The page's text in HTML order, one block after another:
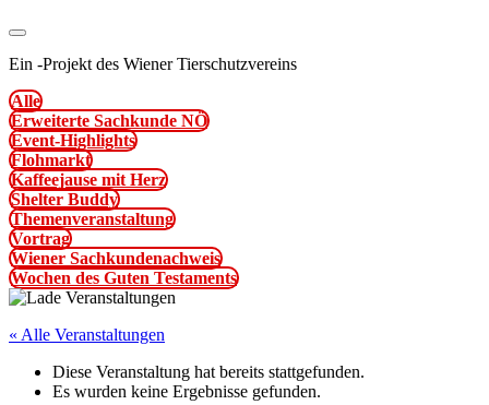
Ein -Projekt des Wiener Tierschutzvereins
Alle
Erweiterte Sachkunde NÖ
Event-Highlights
Flohmarkt
Kaffeejause mit Herz
Shelter Buddy
Themenveranstaltung
Vortrag
Wiener Sachkundenachweis
Wochen des Guten Testaments
« Alle Veranstaltungen
Diese Veranstaltung hat bereits stattgefunden.
Es wurden keine Ergebnisse gefunden.